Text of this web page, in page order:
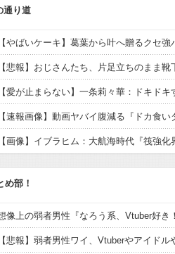
通り道
部！